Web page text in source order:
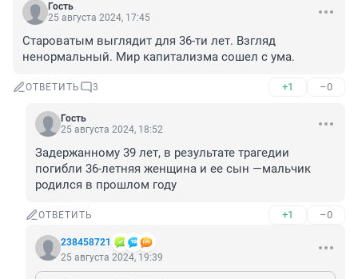
Гость
25 августа 2024, 17:45
Староватым выглядит для 36-ти лет. Взгляд
ненормальный. Мир капитализма сошел с ума.
ОТВЕТИТЬ 3 +1 –0
Гость
25 августа 2024, 18:52
Задержанному 39 лет, в результате трагедии
погибли 36-летняя женщина и ее сын —мальчик
родился в прошлом году
ОТВЕТИТЬ +1 –0
238458721
25 августа 2024, 19:39